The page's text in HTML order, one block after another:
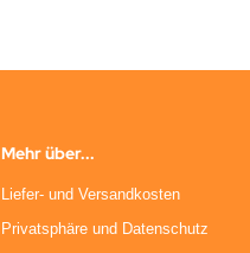
Mehr über...
Liefer- und Versandkosten
Privatsphäre und Datenschutz